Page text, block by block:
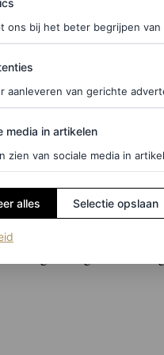
alleen bekendstaat
bekend als lid van
. Terwijl ze haar
In de campagne,
ensemble van
voor Lisa, deelt ze
ik er geweldig uitzie en
ons bij het beter begrijpen
aanleveren van gerichte
in artikelen
media in artikelen
zien van sociale media in
alles Selectie opslaan